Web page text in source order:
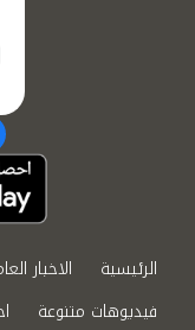
الرئيسية الاخبار
فيديوهات متنوعة